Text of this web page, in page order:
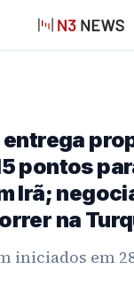
pontos
Irã;
na
iniciados em